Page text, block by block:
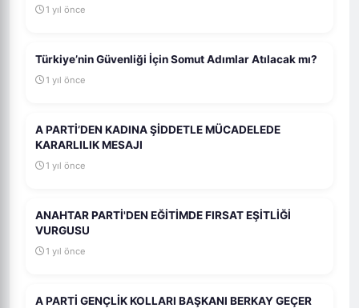
1 yıl önce
Türkiye’nin Güvenliği İçin Somut Adımlar Atılacak mı?
1 yıl önce
A PARTİ’DEN KADINA ŞİDDETLE MÜCADELEDE
KARARLILIK MESAJI
1 yıl önce
ANAHTAR PARTİ'DEN EĞİTİMDE FIRSAT EŞİTLİĞİ
VURGUSU
1 yıl önce
A PARTİ GENÇLİK KOLLARI BAŞKANI BERKAY GEÇER